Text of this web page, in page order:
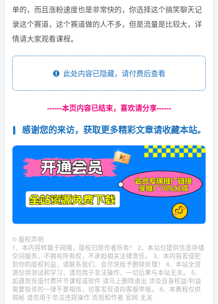
单的，而且涨粉速度也是非常快的，你选择这个搞笑聊天记
录这个赛道，这个赛道做的人不多，但是流量是比较大，详
情请大家观看课程。
此处内容已隐藏，请付费后查看
------本页内容已结束，喜欢请分享------
感谢您的来访，获取更多精彩文章请收藏本站。
© 版权声明
1、本内容转载于网络，版权归原作者所有！ 2、本站仅提供信息存储
空间服务，不拥有所有权，不承担相关法律责任。 3、本内容若侵犯
到你的版权利益，请联系我们，会尽快给予删除处理！ 4、本站全资
源仅供测试和学习，请勿用于非法操作，一切后果与本站无关。 5、
如遇到充值付费环节课程或软件 请马上删除退出 涉及自身权益/利益
需要投资的一律不要相信，访客发现请向客服举报。 6、本教程仅供
揭秘 请勿用于非法违规操作 否则和作者 官网 无关